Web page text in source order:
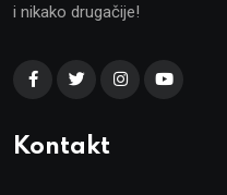
i nikako drugačije!
Kontakt